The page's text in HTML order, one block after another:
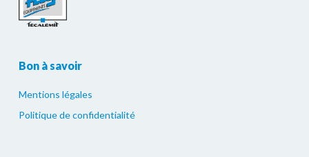
Bon à savoir
Mentions légales
Politique de confidentialité